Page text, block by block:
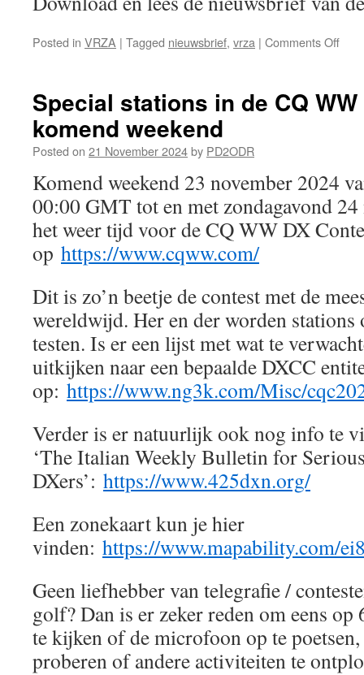
Posted in VRZA | Tagged nieuwsbrief, vrza | Comments Offon
Special stations in de CQ
komend weekend
Posted on 21 November 2024by PD2ODR
Komend weekend 23 november 2024
00:00 GMT tot en met zondagavond
het weer tijd voor de CQ WW DX
op https://www.cqww.com/
Dit is zo’n beetje de contest met de
wereldwijd. Her en der worden stations
testen. Is er een lijst met wat te
uitkijken naar een bepaalde DXCC
op: https://www.ng3k.com/Misc/
Verder is er natuurlijk ook nog info te
‘The Italian Weekly Bulletin for
DXers’: https://www.425dxn.org/
Een zonekaart kun je hier
vinden: https://www.mapability.com/
Geen liefhebber van telegrafie /
golf? Dan is er zeker reden om eens op
te kijken of de microfoon op te
proberen of andere activiteiten te